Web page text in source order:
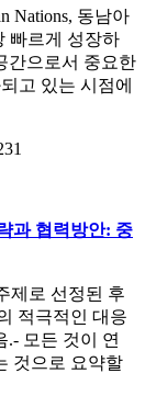
Nations, 동남아
빠르게 성장하
간으로서 중요한
고 있는 시점에
과 협력방안: 중
제로 선정된 후
적극적인 대응
.- 모든 것이 연
것으로 요약할